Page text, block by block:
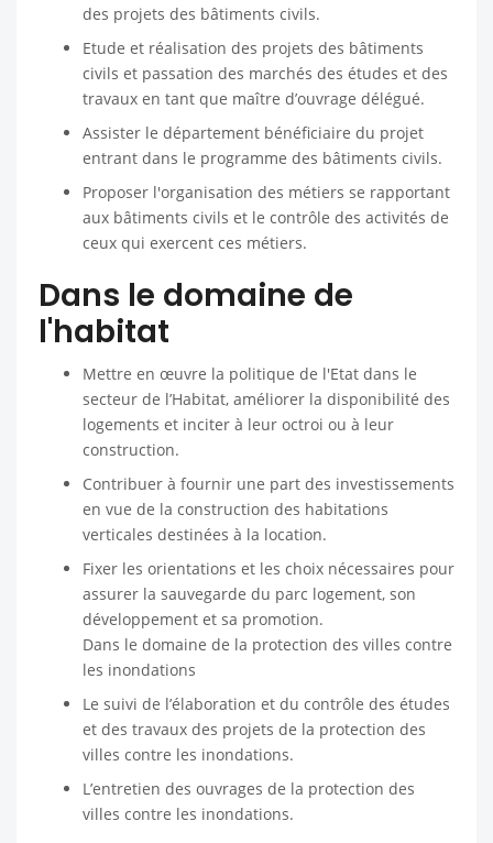
des projets des bâtiments civils.
Etude et réalisation des projets des bâtiments
civils et passation des marchés des études et des
travaux en tant que maître d’ouvrage délégué.
Assister le département bénéficiaire du projet
entrant dans le programme des bâtiments civils.
Proposer l'organisation des métiers se rapportant
aux bâtiments civils et le contrôle des activités de
ceux qui exercent ces métiers.
Dans le domaine de
l'habitat
Mettre en œuvre la politique de l'Etat dans le
secteur de l’Habitat, améliorer la disponibilité des
logements et inciter à leur octroi ou à leur
construction.
Contribuer à fournir une part des investissements
en vue de la construction des habitations
verticales destinées à la location.
Fixer les orientations et les choix nécessaires pour
assurer la sauvegarde du parc logement, son
développement et sa promotion.
Dans le domaine de la protection des villes contre
les inondations
Le suivi de l’élaboration et du contrôle des études
et des travaux des projets de la protection des
villes contre les inondations.
L’entretien des ouvrages de la protection des
villes contre les inondations.